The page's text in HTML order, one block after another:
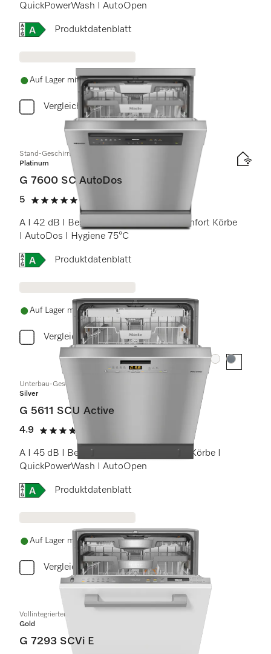
QuickPowerWash I AutoOpen
Onlinelabel Image, Energielabel
Produktdatenblatt
Auf Lager mit kostenlosem Versand
Vergleichen
Stand-Geschirrspüler
Platinum
G 7600 SC AutoDos
5
5 Sterne von 5
A I 42 dB I Besteckschublade I ExtraComfort Körbe
I AutoDos I Hygiene 75°C
Onlinelabel Image, Energielabel
Produktdatenblatt
Auf Lager mit kostenlosem Versand
Vergleichen
Farbe:Farbe:
Unterbau-Geschirrspüler
Silver
G 5611 SCU Active
4.9
4.9 Sterne von 5
A I 45 dB I Besteckschublade I Comfort Körbe I
QuickPowerWash I AutoOpen
Onlinelabel Image, Energielabel
Produktdatenblatt
Auf Lager mit kostenlosem Versand
Vergleichen
Vollintegrierter Geschirrspüler
Gold
G 7293 SCVi E